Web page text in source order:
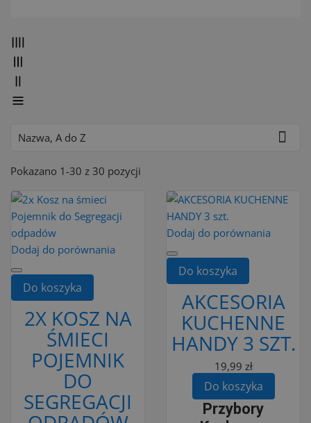
Nazwa, A do Z 
Pokazano 1-30 z 30 pozycji
Dodaj do porównania
Do koszyka
2X KOSZ NA
ŚMIECI
POJEMNIK
DO
SEGREGACJI
Dodaj do porównania
Do koszyka
AKCESORIA
KUCHENNE
HANDY 3 SZT.
19,99 zł
Do koszyka
Przybory